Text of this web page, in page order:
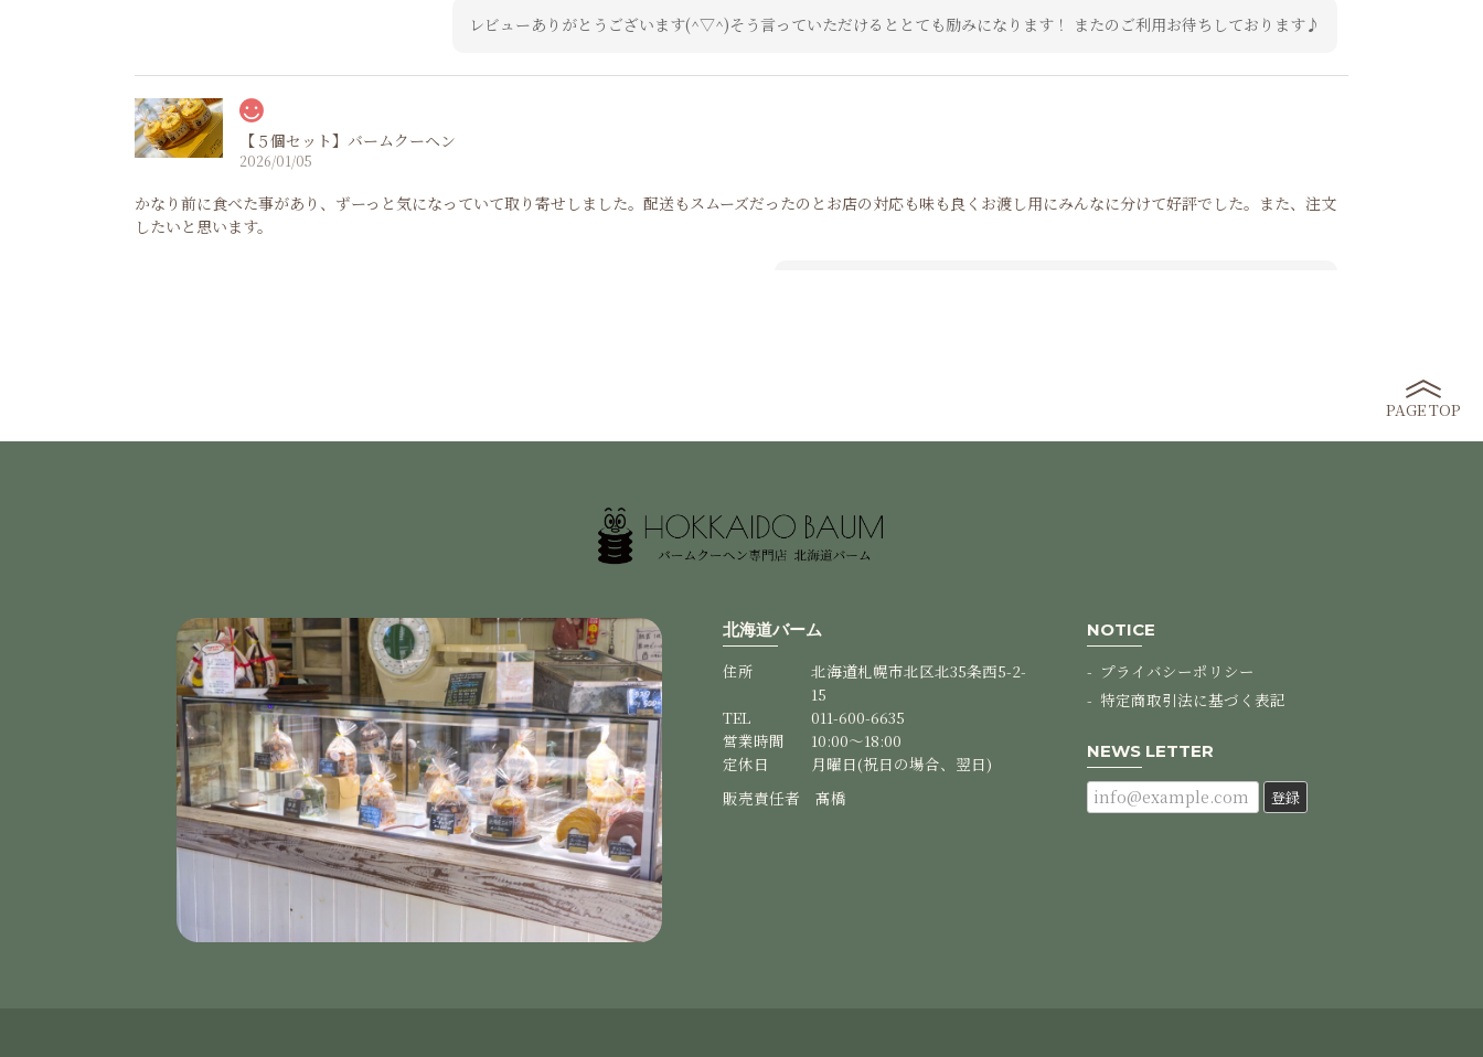
レビューありがとうございます(^▽^)そう言っていただけるととても励みになります！ またのご利用お待ちしております♪
【５個セット】バームクーヘン
2026/01/05
かなり前に食べた事があり、ずーっと気になっていて取り寄せしました。配送もスムーズだったのとお店の対応も味も良くお渡し用にみんなに分けて好評でした。また、注文
したいと思います。
嬉しいコメントありがとうございます！！ 他のフレーバーも是非ご賞味ください♪
【３個セット】バームクーヘン
2025/10/26
【３個セット】バームクーヘン
2025/10/17
【３個セット】バームクーヘン
バームクーヘンが大好きなので、味のいろいろに惹かれています。特にチョコがけが好きです。
PAGE TOP
北海道バーム
住所
北海道札幌市北区北35条西5-2-
15
TEL
011-600-6635
営業時間
10:00～18:00
定休日
月曜日(祝日の場合、翌日)
販売責任者 髙橋
NOTICE
プライバシーポリシー
特定商取引法に基づく表記
NEWS LETTER
登録